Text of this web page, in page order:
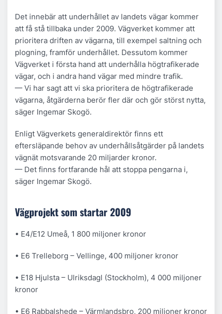
Det innebär att underhållet av landets vägar kommer
att få stå tillbaka under 2009. Vägverket kommer att
prioritera driften av vägarna, till exempel saltning och
plogning, framför underhållet. Dessutom kommer
Vägverket i första hand att underhålla högtrafikerade
vägar, och i andra hand vägar med mindre trafik.
— Vi har sagt att vi ska prioritera de högtrafikerade
vägarna, åtgärderna berör fler där och gör störst nytta,
säger Ingemar Skogö.
Enligt Vägverkets generaldirektör finns ett
eftersläpande behov av underhållsåtgärder på landets
vägnät motsvarande 20 miljarder kronor.
— Det finns fortfarande hål att stoppa pengarna i,
säger Ingemar Skogö.
Vägprojekt som startar 2009
• E4/E12 Umeå, 1 800 miljoner kronor
• E6 Trelleborg – Vellinge, 400 miljoner kronor
• E18 Hjulsta – Ulriksdagl (Stockholm), 4 000 miljoner
kronor
• E6 Rabbalshede – Värmlandsbro, 200 miljoner kronor